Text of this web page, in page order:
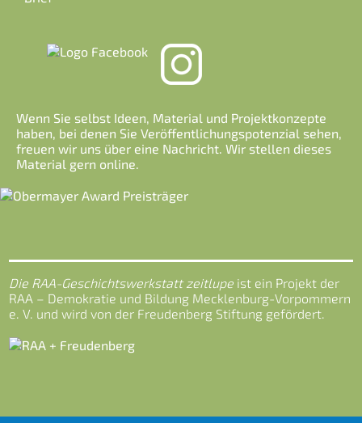
Wenn Sie selbst Ideen, Material und Projektkonzepte
haben, bei denen Sie Veröffentlichungspotenzial sehen,
freuen wir uns über eine Nachricht. Wir stellen dieses
Material gern online.
Die RAA-Geschichtswerkstatt zeitlupe ist ein Projekt der
RAA – Demokratie und Bildung Mecklenburg-Vorpommern
e. V. und wird von der Freudenberg Stiftung gefördert.